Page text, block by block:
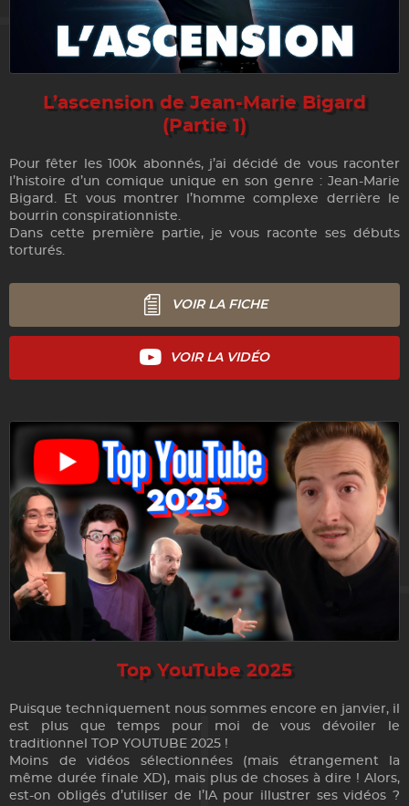
L’ascension de Jean-Marie Bigard
(Partie 1)
Pour fêter les 100k abonnés, j’ai décidé de vous raconter
l’histoire d’un comique unique en son genre : Jean-Marie
Bigard. Et vous montrer l’homme complexe derrière le
bourrin conspirationniste.
Dans cette première partie, je vous raconte ses débuts
torturés.
VOIR LA FICHE
VOIR LA VIDÉO
Top YouTube 2025
Puisque techniquement nous sommes encore en janvier, il
est plus que temps pour moi de vous dévoiler le
traditionnel TOP YOUTUBE 2025 !
Moins de vidéos sélectionnées (mais étrangement la
même durée finale XD), mais plus de choses à dire ! Alors,
est-on obligés d’utiliser de l’IA pour illustrer ses vidéos ?